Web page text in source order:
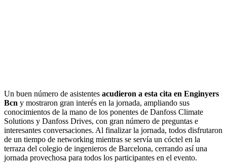
Un buen número de asistentes acudieron a esta cita en Enginyers
Bcn y mostraron gran interés en la jornada, ampliando sus
conocimientos de la mano de los ponentes de Danfoss Climate
Solutions y Danfoss Drives, con gran número de preguntas e
interesantes conversaciones. Al finalizar la jornada, todos disfrutaron
de un tiempo de networking mientras se servía un cóctel en la
terraza del colegio de ingenieros de Barcelona, cerrando así una
jornada provechosa para todos los participantes en el evento.